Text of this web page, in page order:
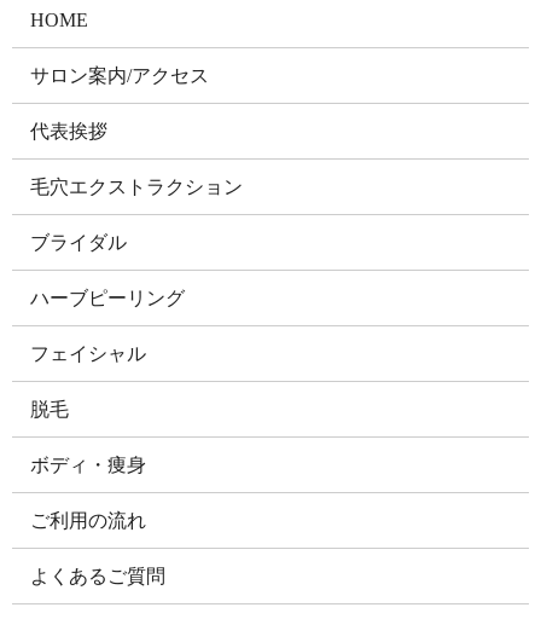
HOME
サロン案内/アクセス
代表挨拶
毛穴エクストラクション
ブライダル
ハーブピーリング
フェイシャル
脱毛
ボディ・痩身
ご利用の流れ
よくあるご質問